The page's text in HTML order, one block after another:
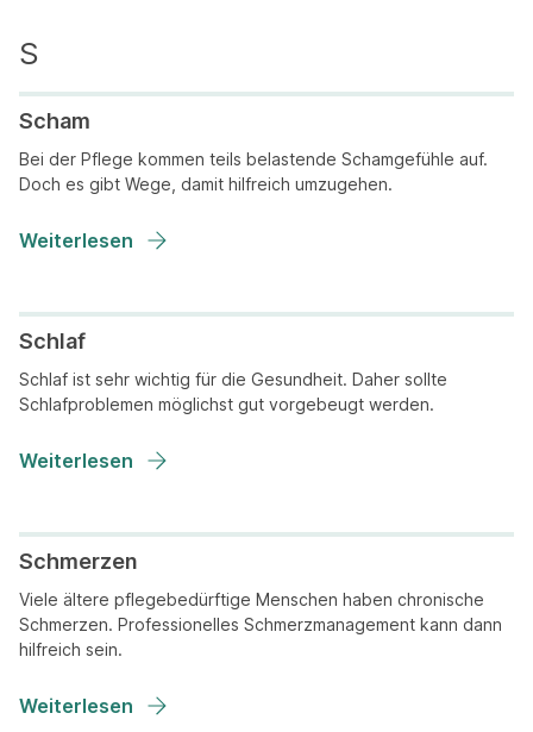
Scham
Bei der Pflege kommen teils belastende Schamgefühle auf.
Doch es gibt Wege, damit hilfreich umzugehen.
Weiterlesen
Schlaf
Schlaf ist sehr wichtig für die Gesundheit. Daher sollte
Schlafproblemen möglichst gut vorgebeugt werden.
Weiterlesen
Schmerzen
Viele ältere pflegebedürftige Menschen haben chronische
Schmerzen. Professionelles Schmerzmanagement kann dann
hilfreich sein.
Weiterlesen